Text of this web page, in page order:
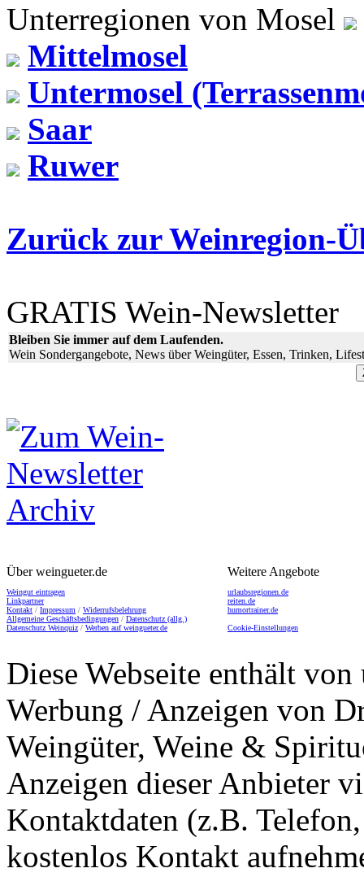
Unterregionen von Mosel
Mittelmosel
Untermosel
Saar
Ruwer
Zurück zur Weinregion-
GRATIS Wein-Newsletter
Bleiben Sie immer auf dem Laufenden.
Wein Sondergangebote, News über Weingüter, Essen, Trinken,
Über weingueter.de
Weingut eintragen
Linkpartner
Kontakt / Impressum / Widerrufsbelehrung
Allgemeine Geschäftsbedingungen / Datenschutz (allg.)
Datenschutz Weinquiz / Werben auf weingueter.de
Weitere Angebote
urlaubsregionen.de
reiten.de
humortrainer.de
Cookie-Einstellungen
Diese Webseite enthält
Werbung / Anzeigen von
Weingüter, Weine &
Anzeigen dieser Anbieter
Kontaktdaten (z.B.
kostenlos Kontakt